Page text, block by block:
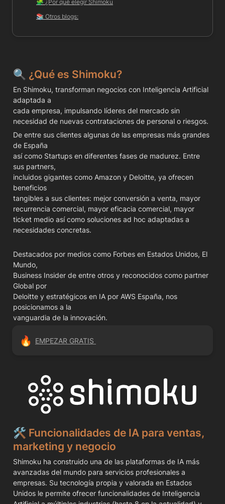
🧩 ¿Por qué elegir Shimoku
📚 Otros blogs:
🔍 ¿Qué es Shimoku?
En Shimoku, transforman negocios con Inteligencia Artificial
adaptada a
cada empresa, impulsando líderes del mercado sin
De entre sus clientes algunas de las empresas más grandes
de España
así como Startups en diferentes fases de madurez. Entre
sus partners,
incluidos gigantes como Amazon y Deloitte, ya ofrecen
beneficios
tangibles a sus clientes: mejor conversión a venta, mayor
recurrencia comercial, mayor eficacia comercial, mayor
ticket medio así como soluciones ad hoc adaptadas a
necesidades concretas.
Destacados por medios como Forbes en Estados Unidos, El
Mundo,
Business Insider de entre otros y reconocidos como partner
Global por
Deloitte y estratégicos en IA por AWS España, nos
posicionamos a la
vanguardia de la innovación.
🔥 EMPEZAR GRATIS
🛠️ Funcionalidades de IA para ventas,
marketing y negocio
Shimoku ha construido una de las plataformas de IA más
avanzadas del mundo para servicios profesionales a
empresas. Su tecnología propia y valorada en Estados
Unidos le permite ofrecer funcionalidades de Inteligencia